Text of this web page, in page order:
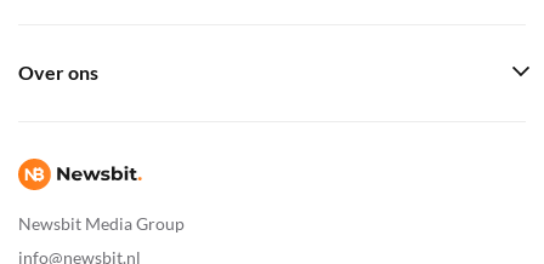
Newsbit Media Group
info@newsbit.nl
Over ons